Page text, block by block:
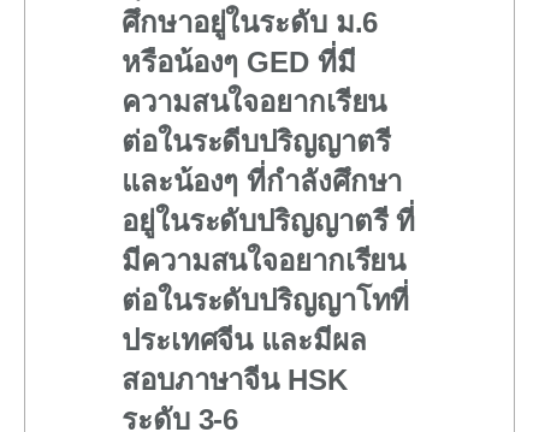
ศึกษาอยู่ในระดับ ม.6
หรือน้องๆ GED ที่มี
ความสนใจอยากเรียน
ต่อในระดีบปริญญาตรี
และน้องๆ ที่กำลังศึกษา
อยู่ในระดับปริญญาตรี ที่
มีความสนใจอยากเรียน
ต่อในระดับปริญญาโทที่
ประเทศจีน และมีผล
สอบภาษาจีน HSK
ระดับ 3-6